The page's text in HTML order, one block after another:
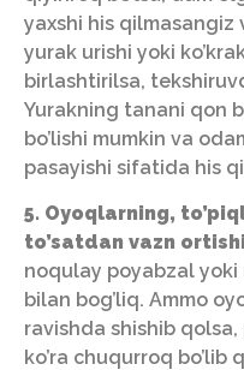
yaxshi his
yurak urishi yoki
birlashtirilsa,
Yurakning tanani qon
bo’lishi mumkin va
pasayishi sifatida his
5. Oyoqlarning,
to’satdan vazn
noqulay poyabzal yoki
bilan bog’liq. Ammo
ravishda shishib
ko’ra chuqurroq